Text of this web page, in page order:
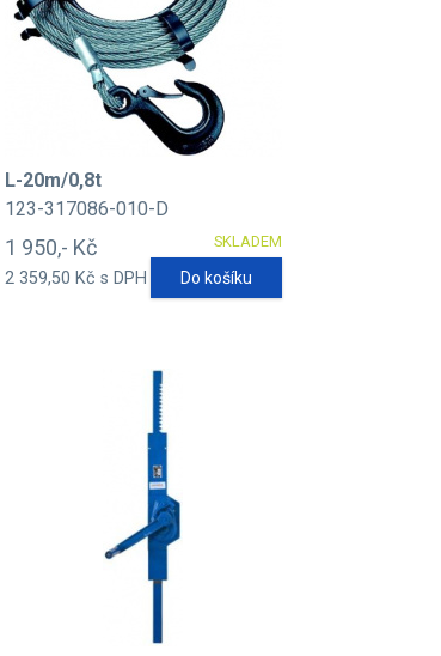
L-20m/0,8t
123-317086-010-D
SKLADEM
1 950,- Kč
2 359,50 Kč s DPH Do košíku